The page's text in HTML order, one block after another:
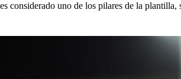
considerado uno de los pilares de la plantilla,